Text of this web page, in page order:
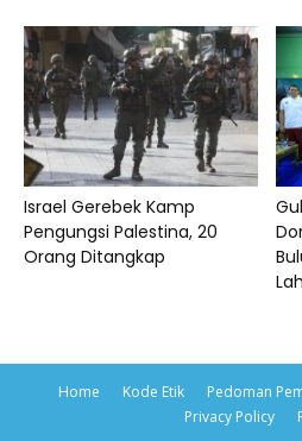
Israel Gerebek Kamp
Pengungsi Palestina, 20
Orang Ditangkap
Home Kode Etik Pedoman
Privacy Policy